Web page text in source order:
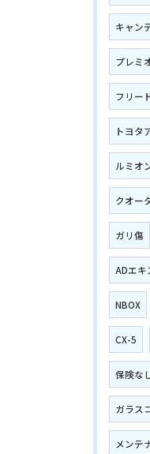
キャン
プレミ
フリー
トヨタ
ルミオ
クオー
ガリ傷
ADエキ
NBOX
CX-5
保険な
ガラス
メンテ